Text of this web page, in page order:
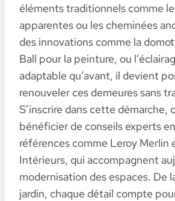
éléments traditionnels comme
apparentes ou les cheminées
des innovations comme la
Ball pour la peinture, ou
adaptable qu’avant, il devient
renouveler ces demeures sans
S’inscrire dans cette démarche,
bénéficier de conseils experts
références comme Leroy Merlin
Intérieurs, qui accompagnent
modernisation des espaces. De
jardin, chaque détail compte